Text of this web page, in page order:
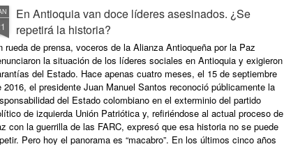
y sus organizaciones sociales, cuáles son las lecturas y los
de vista de las partes. Conocido como Parque de Artes y
esta abandonada infraestructura que carga con numerosas
de trenes, se ha mantenido siempre en la mira por parte de
actores públicos que han querido sacar provecho a los 79.000
cuadrados que son parte de los antiguos talleres ferroviarios.
Contemos Pueblo
En Antioquia van doce líderes asesinados. ¿Se
repetirá la historia?
rueda de prensa, voceros de la Alianza Antioqueña por la Paz
la situación de los líderes sociales en Antioquia y exigieron
del Estado. Hace apenas cuatro meses, el 15 de septiembre
2016, el presidente Juan Manuel Santos reconoció públicamente la
del Estado colombiano en el exterminio del partido
de izquierda Unión Patriótica y, refiriéndose al actual proceso de
con la guerrilla de las FARC, expresó que esa historia no se puede
Pero hoy el panorama es “macabro”. En los últimos cinco años